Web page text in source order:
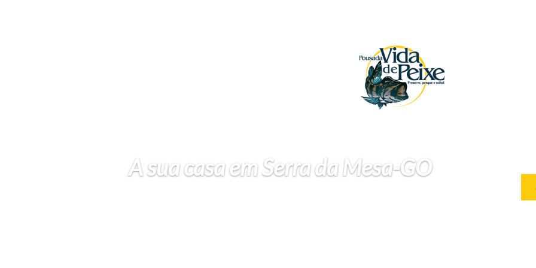
A sua casa em Serra da Mesa-GO